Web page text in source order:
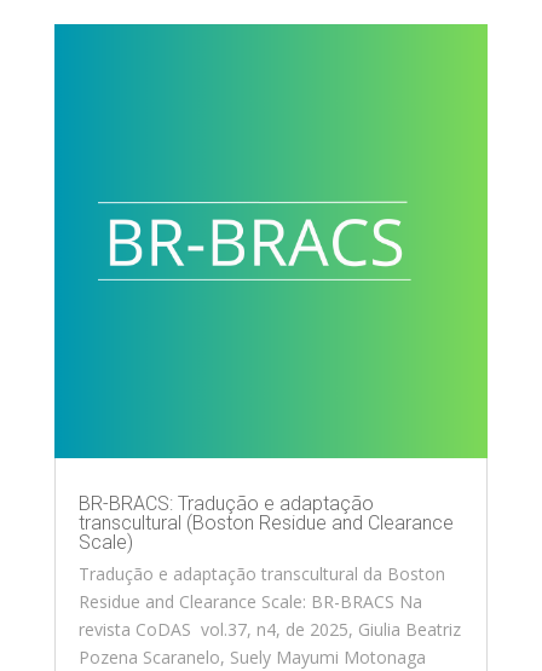
BR-BRACS: Tradução e adaptação
transcultural (Boston Residue and Clearance
Scale)
Tradução e adaptação transcultural da Boston
Residue and Clearance Scale: BR-BRACS Na
revista CoDAS vol.37, n4, de 2025, Giulia Beatriz
Pozena Scaranelo, Suely Mayumi Motonaga